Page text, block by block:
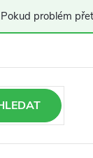
Pokud problém